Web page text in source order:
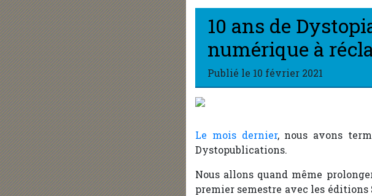
10 ans de
numérique à
Publié le 10 février 2021
Le mois dernier, nous avons
Dystopublications.
Nous allons quand même
premier semestre avec les